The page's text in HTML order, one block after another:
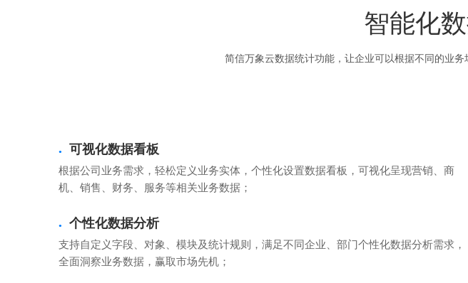
智能化
简信万象云数据统计功能，让企业可以根据不同的业
● 可视化数据看板
根据公司业务需求，轻松定义业务实体，个性化设置数据看板，可视化呈现营销、商
机、销售、财务、服务等相关业务数据；
● 个性化数据分析
支持自定义字段、对象、模块及统计规则，满足不同企业、部门个性化数据分析需求，
全面洞察业务数据，赢取市场先机；